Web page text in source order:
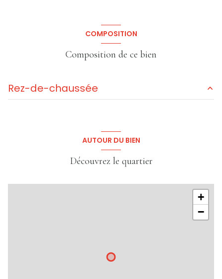
COMPOSITION
Composition de ce bien
Rez-de-chaussée
WC
m²
AUTOUR DU BIEN
Découvrez le quartier
+
−